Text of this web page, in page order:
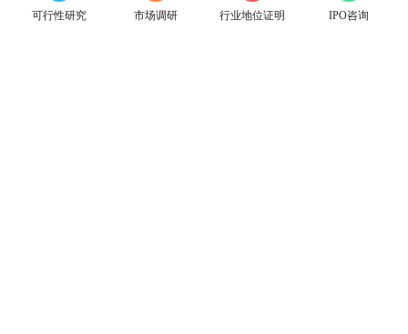
可行性研究 市场调研 行业地位证明 IPO咨询